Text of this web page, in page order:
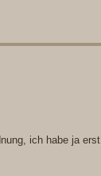
ich habe ja erst